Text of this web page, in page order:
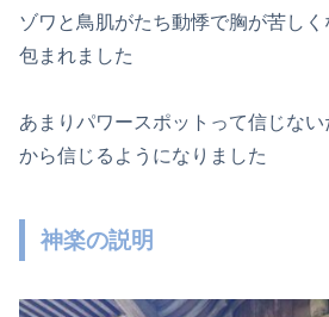
ゾワと鳥肌がたち動悸で胸が苦し
包まれました
あまりパワースポットって信じな
から信じるようになりました
神楽の説明